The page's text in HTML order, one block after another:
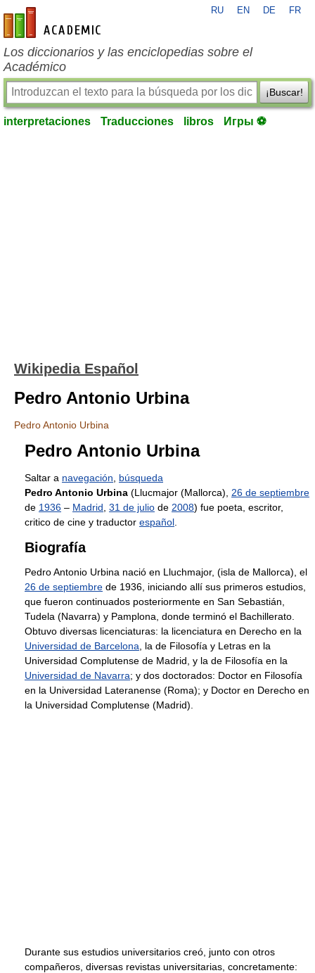
es-academic.com
RU EN DE FR
Los diccionarios y las enciclopedias sobre el
Académico
¡Buscar!
interpretaciones Traducciones libros Игры ⚽
Wikipedia Español
Pedro Antonio Urbina
Pedro Antonio Urbina
Pedro Antonio Urbina
Saltar a navegación
búsqueda
Pedro Antonio Urbina (Llucmajor (Mallorca), 26 de septiembre
de 1936 – Madrid 31 de julio de 2008) fue poeta, escritor,
critico de cine y traductor español
Biografía
Pedro Antonio Urbina nació en Lluchmajor, (isla de Mallorca), el
26 de septiembre de 1936, iniciando allí sus primeros estudios,
que fueron continuados posteriormente en San Sebastián,
Tudela (Navarra) y Pamplona, donde terminó el Bachillerato.
Obtuvo diversas licenciaturas: la licenciatura en Derecho en la
Universidad de Barcelona , la de Filosofía y Letras en la
Universidad Complutense de Madrid, y la de Filosofía en la
Universidad de Navarra; y dos doctorados: Doctor en Filosofía
en la Universidad Lateranense (Roma); y Doctor en Derecho en
la Universidad Complutense (Madrid).
Durante sus estudios universitarios creó, junto con otros
compañeros, diversas revistas universitarias, concretamente: